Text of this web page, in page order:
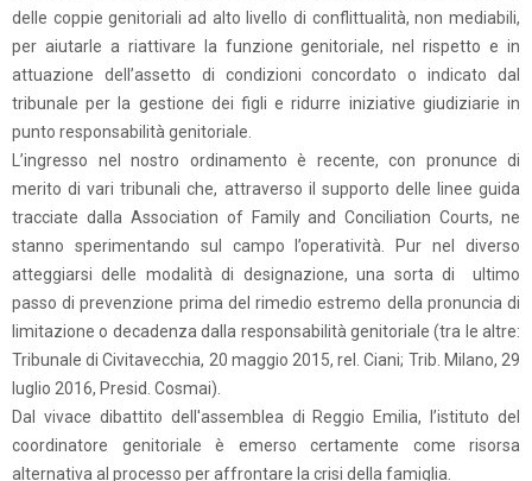
delle coppie genitoriali ad alto livello di conflittualità, non mediabili,
per aiutarle a riattivare la funzione genitoriale, nel rispetto e in
attuazione dell’assetto di condizioni concordato o indicato dal
tribunale per la gestione dei figli e ridurre iniziative giudiziarie in
punto responsabilità genitoriale.
L’ingresso nel nostro ordinamento è recente, con pronunce di
merito di vari tribunali che, attraverso il supporto delle linee guida
tracciate dalla Association of Family and Conciliation Courts, ne
stanno sperimentando sul campo l’operatività. Pur nel diverso
atteggiarsi delle modalità di designazione, una sorta di ultimo
passo di prevenzione prima del rimedio estremo della pronuncia di
limitazione o decadenza dalla responsabilità genitoriale (tra le altre:
Tribunale di Civitavecchia, 20 maggio 2015, rel. Ciani; Trib. Milano, 29
luglio 2016, Presid. Cosmai).
Dal vivace dibattito dell'assemblea di Reggio Emilia, l’istituto del
coordinatore genitoriale è emerso certamente come risorsa
alternativa al processo per affrontare la crisi della famiglia.